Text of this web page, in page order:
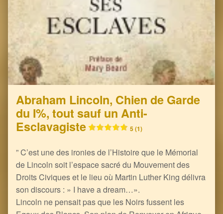
Abraham Lincoln, Chien de Garde
du I%, tout sauf un Anti-
Esclavagiste
5 (1)
” C’est une des ironies de l’Histoire que le Mémorial
de Lincoln soit l’espace sacré du Mouvement des
Droits Civiques et le lieu où Martin Luther King délivra
son discours : » I have a dream…».
Lincoln ne pensait pas que les Noirs fussent les